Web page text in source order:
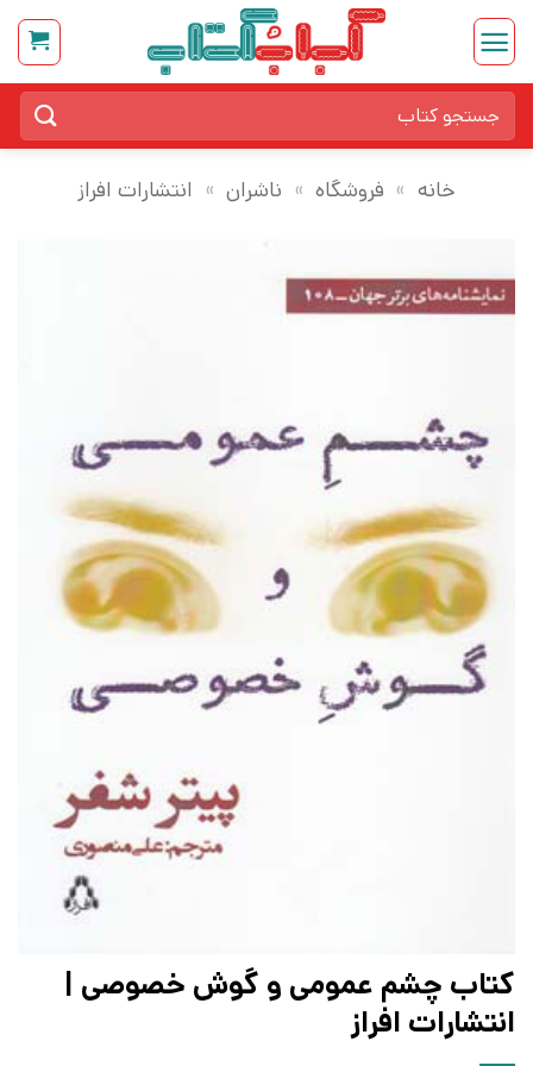
Skip
content
برای:
خانه » فروشگاه » ناشران » انتشارات افراز
کتاب چشم عمومی و گوش خصوصی |
انتشارات افراز